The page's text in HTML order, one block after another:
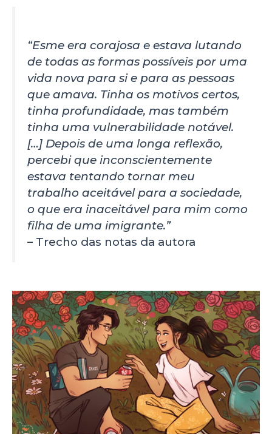
“Esme era corajosa e estava lutando
de todas as formas possíveis por uma
vida nova para si e para as pessoas
que amava. Tinha os motivos certos,
tinha profundidade, mas também
tinha uma vulnerabilidade notável.
[…] Depois de uma longa reflexão,
percebi que inconscientemente
estava tentando tornar meu
trabalho aceitável para a sociedade,
o que era inaceitável para mim como
filha de uma imigrante.”
– Trecho das notas da autora